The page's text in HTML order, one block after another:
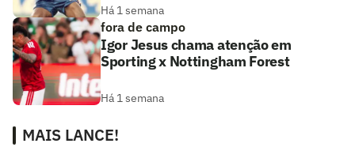
Há 1 semana
fora de campo
Igor Jesus chama atenção em
Sporting x Nottingham Forest
Há 1 semana
MAIS LANCE!